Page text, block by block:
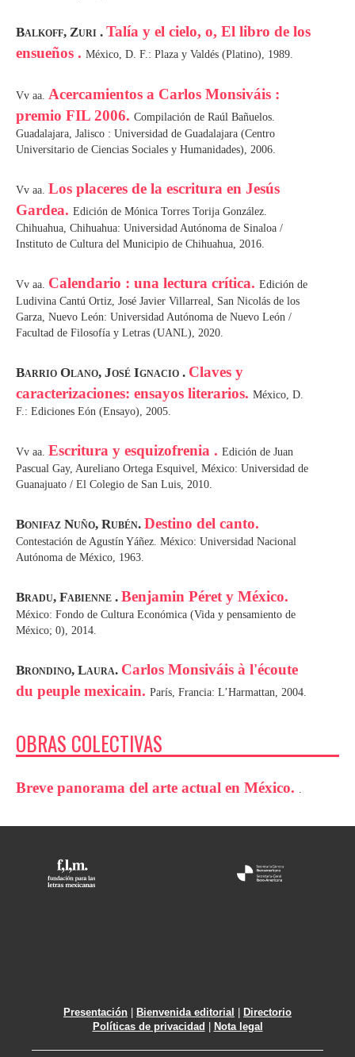
Balkoff, Zuri . Talía y el cielo, o, El libro de los
ensueños . México, D. F.: Plaza y Valdés (Platino), 1989.
Vv aa. Acercamientos a Carlos Monsiváis :
premio FIL 2006. Compilación de Raúl Bañuelos.
Guadalajara, Jalisco : Universidad de Guadalajara (Centro
Universitario de Ciencias Sociales y Humanidades), 2006.
Vv aa. Los placeres de la escritura en Jesús
Gardea. Edición de Mónica Torres Torija González.
Chihuahua, Chihuahua: Universidad Autónoma de Sinaloa /
Instituto de Cultura del Municipio de Chihuahua, 2016.
Vv aa. Calendario : una lectura crítica. Edición de
Ludivina Cantú Ortiz, José Javier Villarreal, San Nicolás de los
Garza, Nuevo León: Universidad Autónoma de Nuevo León /
Facultad de Filosofía y Letras (UANL), 2020.
Barrio Olano, José Ignacio . Claves y
caracterizaciones: ensayos literarios. México, D.
F.: Ediciones Eón (Ensayo), 2005.
Vv aa. Escritura y esquizofrenia . Edición de Juan
Pascual Gay, Aureliano Ortega Esquivel, México: Universidad de
Guanajuato / El Colegio de San Luis, 2010.
Bonifaz Nuño, Rubén. Destino del canto.
Contestación de Agustín Yáñez. México: Universidad Nacional
Autónoma de México, 1963.
Bradu, Fabienne . Benjamin Péret y México.
México: Fondo de Cultura Económica (Vida y pensamiento de
México; 0), 2014.
Brondino, Laura. Carlos Monsiváis à l'écoute
du peuple mexicain. París, Francia: L’Harmattan, 2004.
OBRAS COLECTIVAS
Breve panorama del arte actual en México. .
Presentación | Bienvenida editorial | Directorio
Políticas de privacidad | Nota legal